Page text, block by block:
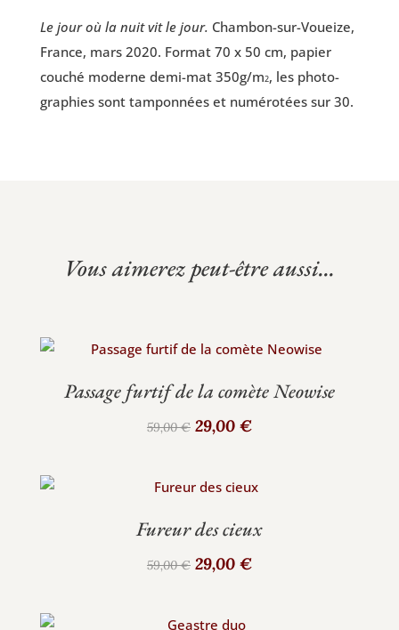
Le jour où la nuit vit le jour. Cham­bon-sur-Voueize,
France, mars 2020. For­mat 70 x 50 cm, papier
cou­ché moderne demi-mat 350g/m2, les pho­to­
gra­phies sont tam­pon­nées et numé­ro­tées sur 30.
Vous aimerez peut-être aussi...
Passage furtif de la comète Neowise
59,00€ Le
était :
59,00 €.
29,00 €Le
est :
Fureur des cieux
59,00€ Le
29,00 €Le